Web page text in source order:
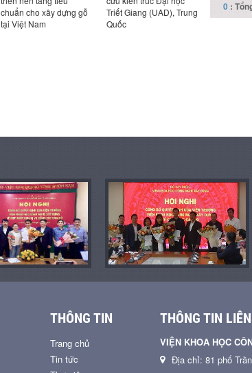
chuẩn cho xây dựng gỗ
tại Việt Nam
Triết Giang (UAD), Trung
Quốc
0 :
THÔNG TIN
Trang chủ
Tin tức
THÔNG TIN
VIỆN KHOA HỌC
Địa chỉ: 81 phố